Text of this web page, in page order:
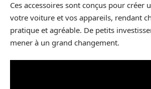
Ces accessoires sont conçus pour créer
votre voiture et vos appareils, rendant
pratique et agréable. De petits
mener à un grand changement.